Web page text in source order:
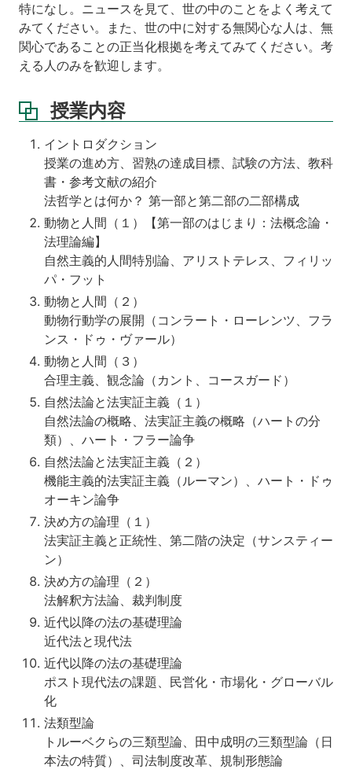
特になし。ニュースを見て、世の中のことをよく考えて
みてください。また、世の中に対する無関心な人は、無
関心であることの正当化根拠を考えてみてください。考
える人のみを歓迎します。
授業内容
イントロダクション
授業の進め方、習熟の達成目標、試験の方法、教科
書・参考文献の紹介
法哲学とは何か？ 第一部と第二部の二部構成
動物と人間（１）【第一部のはじまり：法概念論・
法理論編】
自然主義的人間特別論、アリストテレス、フィリッ
パ・フット
動物と人間（２）
動物行動学の展開（コンラート・ローレンツ、フラ
ンス・ドゥ・ヴァール）
動物と人間（３）
合理主義、観念論（カント、コースガード）
自然法論と法実証主義（１）
自然法論の概略、法実証主義の概略（ハートの分
類）、ハート・フラー論争
自然法論と法実証主義（２）
機能主義的法実証主義（ルーマン）、ハート・ドゥ
オーキン論争
決め方の論理（１）
法実証主義と正統性、第二階の決定（サンスティー
ン）
決め方の論理（２）
法解釈方法論、裁判制度
近代以降の法の基礎理論
近代法と現代法
近代以降の法の基礎理論
ポスト現代法の課題、民営化・市場化・グローバル
化
法類型論
トルーベクらの三類型論、田中成明の三類型論（日
本法の特質）、司法制度改革、規制形態論